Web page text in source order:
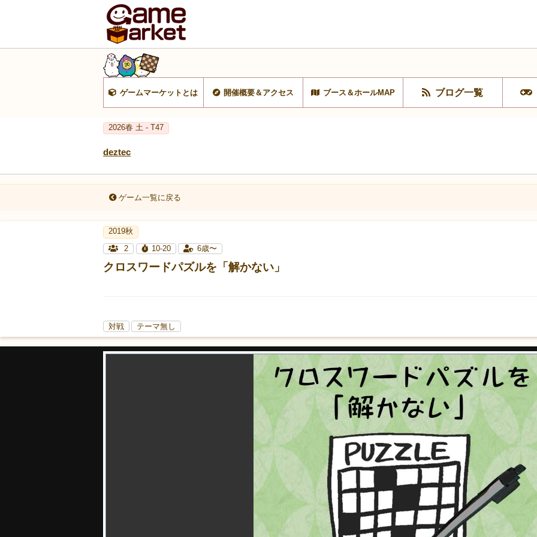
ゲームマーケットとは 開催概要＆アクセス ブース＆ホールMAP ブログ一覧
2026春 土 - T47
deztec
ゲーム一覧に戻る
2019秋
2
10-20 6歳〜
クロスワードパズルを「解かない」
対戦 テーマ無し